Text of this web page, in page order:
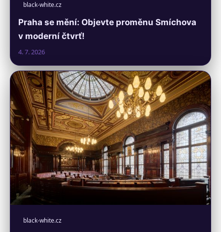
black-white.cz
Praha se mění: Objevte proměnu Smíchova
v moderní čtvrť!
4. 7. 2026
black-white.cz